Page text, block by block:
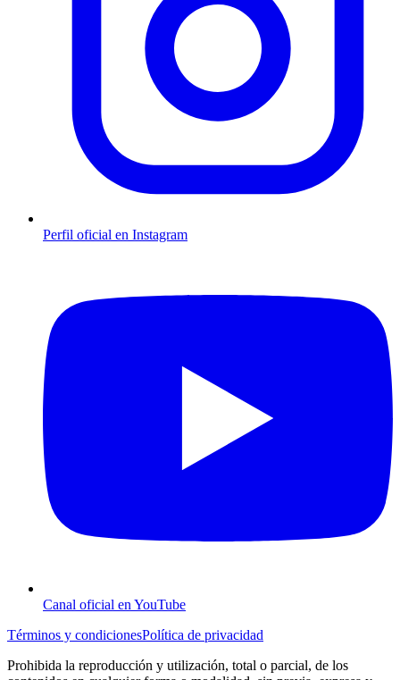
Perfil oficial en Instagram
Canal oficial en YouTube
Términos y condicionesPolítica de privacidad
Prohibida la reproducción y utilización, total o parcial, de los